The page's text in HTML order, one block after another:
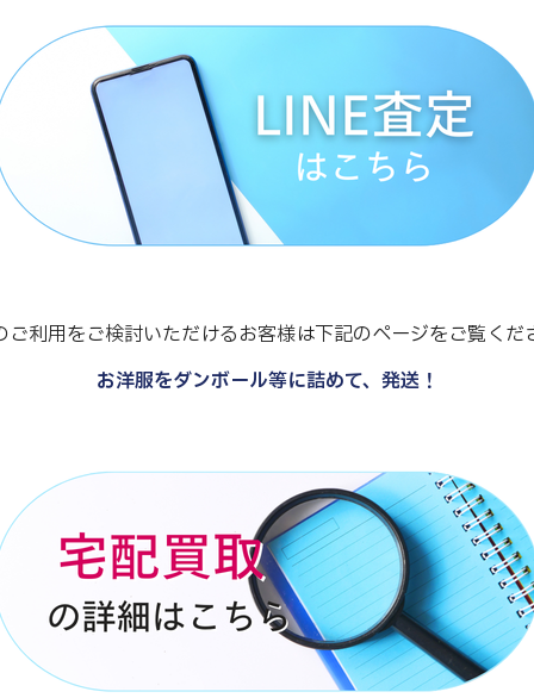
ご利用をご検討いただけるお客様は下記のページをご覧くだ
お洋服をダンボール等に詰めて、発送！